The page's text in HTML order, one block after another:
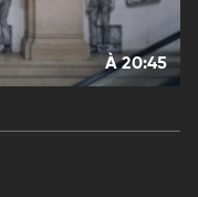
À 20:45